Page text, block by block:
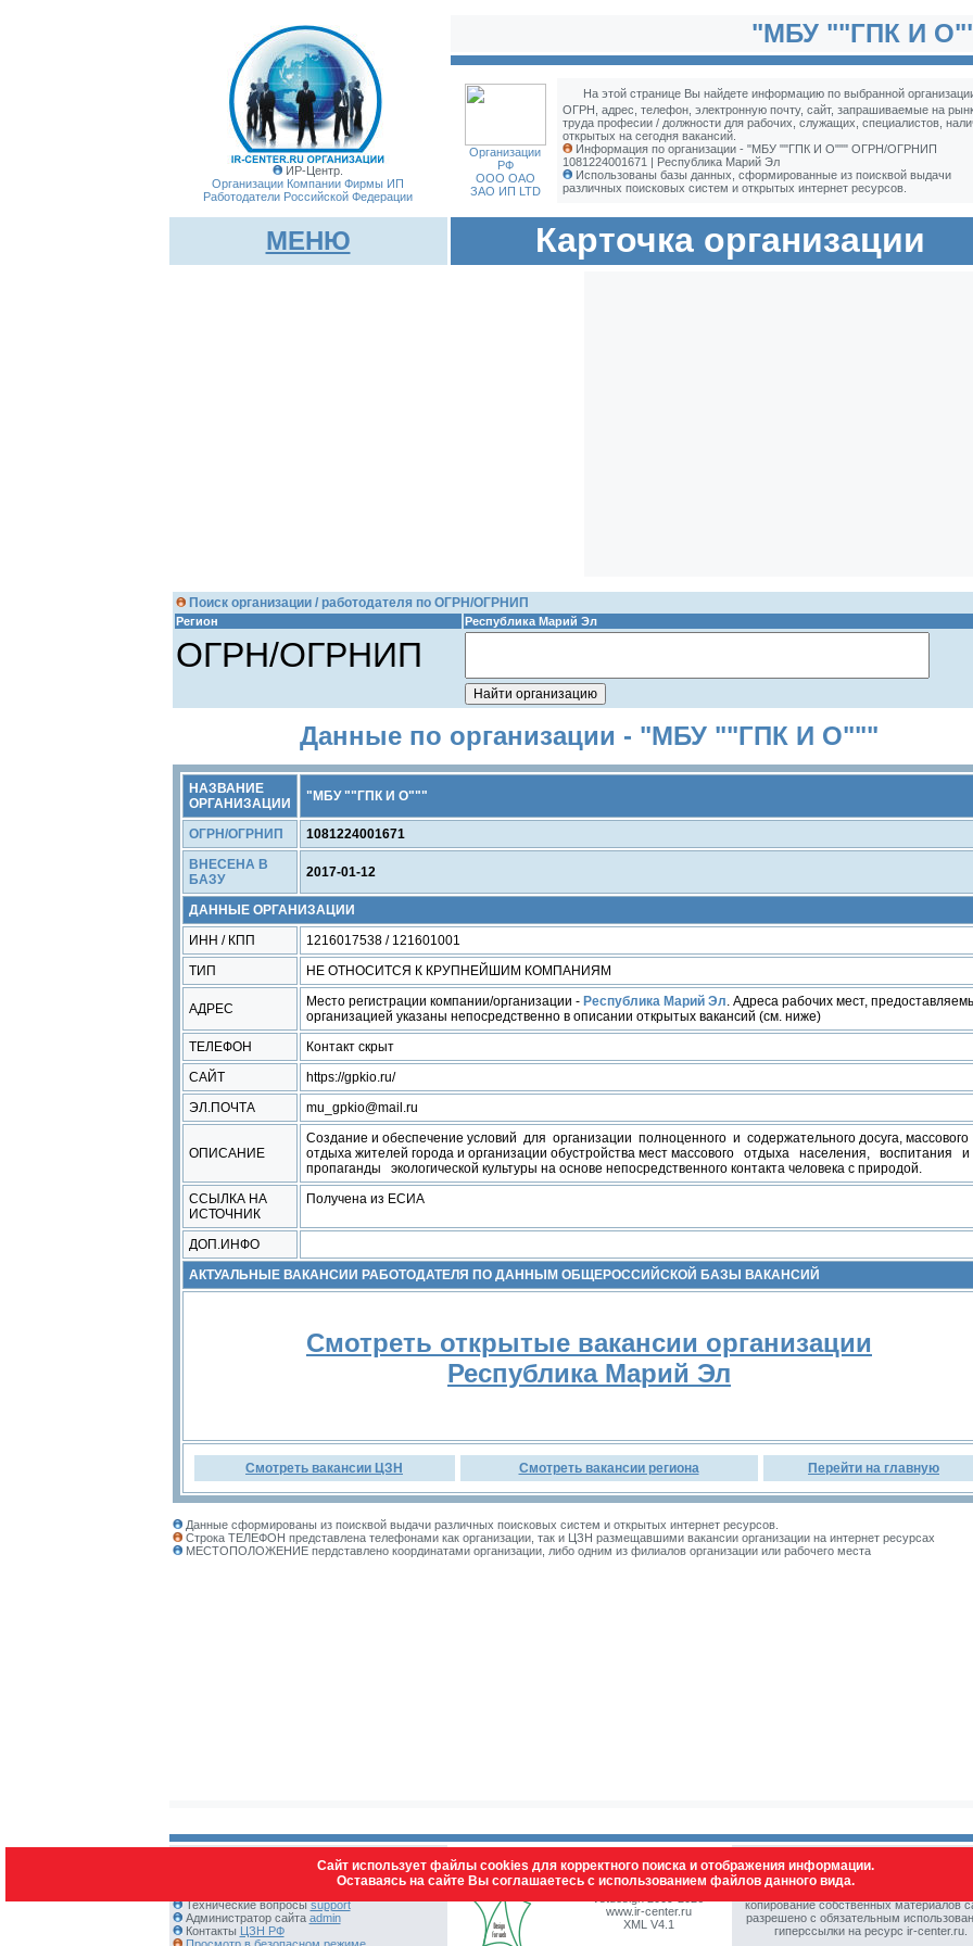
ИР-Центр.
Организации Компании Фирмы ИП
Работодатели Российской Федерации
"МБУ ""ГПК И
Организации
РФ
ООО ОАО
ЗАО ИП LTD
На этой странице Вы найдете информацию по выбранной
ОГРН, адрес, телефон, электронную почту, сайт, запрашиваемые на
труда професии / должности для рабочих, служащих, специалистов,
открытых на сегодня вакансий.
Информация по организации - "МБУ ""ГПК И О""" ОГРН/ОГРНИП
1081224001671 | Республика Марий Эл
Использованы базы данных, сформированные из поисквой выдачи
различных поисковых систем и открытых интернет ресурсов.
МЕНЮ Карточка организации
Поиск организации / работодателя по ОГРН/ОГРНИП
Регион Республика Марий Эл
ОГРН/ОГРНИП
Данные по организации - "МБУ ""ГПК И О"""
НАЗВАНИЕ
ОРГАНИЗАЦИИ
"МБУ ""ГПК И О"""
ОГРН/ОГРНИП
1081224001671
ВНЕСЕНА В
БАЗУ
2017-01-12
ДАННЫЕ ОРГАНИЗАЦИИ
ИНН / КПП
1216017538 / 121601001
ТИП
НЕ ОТНОСИТСЯ К КРУПНЕЙШИМ КОМПАНИЯМ
АДРЕС Место регистрации компании/организации - Республика Марий Эл. Адреса рабочих мест,
организацией указаны непосредственно в описании открытых вакансий (см. ниже)
ТЕЛЕФОН
Контакт скрыт
САЙТ
https://gpkio.ru/
ЭЛ.ПОЧТА
mu_gpkio@mail.ru
ОПИСАНИЕ
Создание и обеспечение условий для организации полноценного и содержательного досуга, массового
отдыха жителей города и организации обустройства мест массового отдыха населения, воспитания
пропаганды экологической культуры на основе непосредственного контакта человека с природой.
ССЫЛКА НА
ИСТОЧНИК
Получена из ЕСИА
ДОП.ИНФО
АКТУАЛЬНЫЕ ВАКАНСИИ РАБОТОДАТЕЛЯ ПО ДАННЫМ ОБЩЕРОССИЙСКОЙ БАЗЫ ВАКАНСИЙ
Смотреть открытые вакансии организации
Республика Марий Эл
Смотреть вакансии ЦЗН Смотреть вакансии региона Перейти на главную
Данные сформированы из поисквой выдачи различных поисковых систем и открытых интернет ресурсов.
Строка ТЕЛЕФОН представлена телефонами как организации, так и ЦЗН размещавшими вакансии организации на интернет ресурсах
МЕСТОПОЛОЖЕНИЕ пердставлено координатами организации, либо одним из филиалов организации или рабочего места
Технические вопросыsupport
Администратор сайта admin
Контакты ЦЗН РФ
www.ir-center.ru
XML V4.1
© Все права защищены. Полное или
копирование собственных материалов
разрешено с обязательным
гиперссылки на ресурс ir-center.ru.
Сайт использует файлы cookies для корректного поиска и отображения информации.
Оставаясь на сайте Вы соглашаетесь с использованием файлов данного вида.